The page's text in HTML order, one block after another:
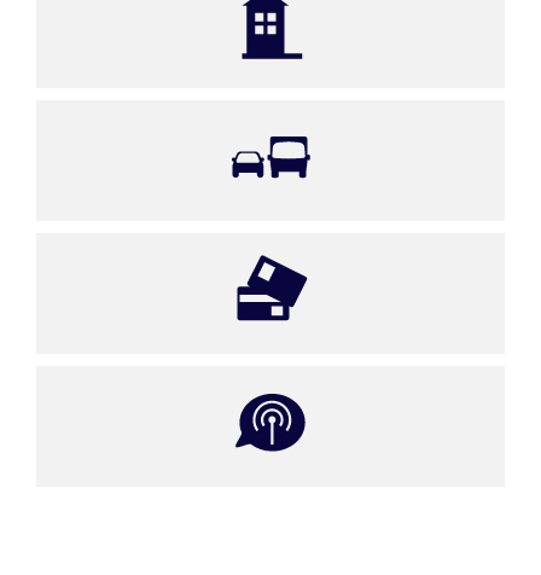
Gebäude und öffentlicher Raum​
Mobilität, Verkehr und Logistik​
Dienstleistungen und Handel
IuK-Technologie